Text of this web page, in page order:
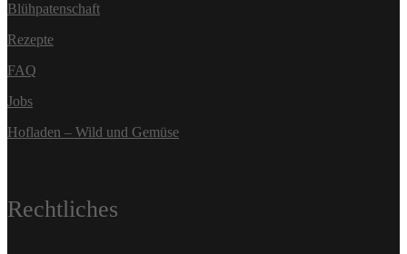
Blühpatenschaft
Rezepte
FAQ
Jobs
Hofladen – Wild und Gemüse
Rechtliches